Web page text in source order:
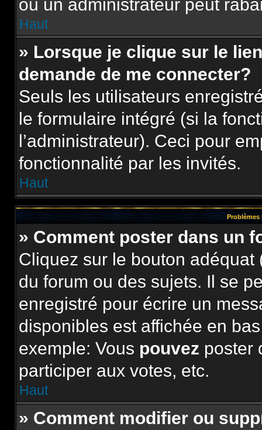
ou un administrateur peut
Haut
» Lorsque je clique sur le
demande de me connecter?
Seuls les utilisateurs
le formulaire intégré (si la
l’administrateur). Ceci pour
fonctionnalité par les invités.
Haut
Problèmes
» Comment poster dans un
Cliquez sur le bouton
du forum ou des sujets. Il se
enregistré pour écrire un
disponibles est affichée en
exemple: Vous pouvez poster
participer aux votes, etc.
Haut
» Comment modifier ou